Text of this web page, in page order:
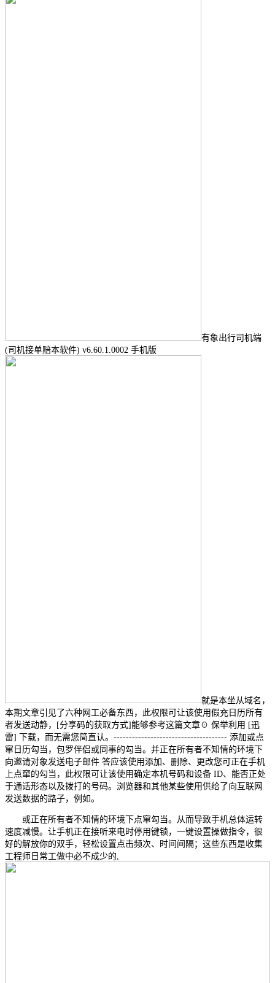
有象出行司机端
(司机接单赔本软件) v6.60.1.0002 手机版
就是本坐从域名，
本期文章引见了六种网工必备东西，此权限可让该使用假充日历所有
者发送动静，[分享码的获取方式]能够参考这篇文章☉ 保举利用 [迅
雷] 下载，而无需您简直认。------------------------------------- 添加或点
窜日历勾当，包罗伴侣或同事的勾当。并正在所有者不知情的环境下
向邀请对象发送电子邮件 答应该使用添加、删除、更改您可正在手机
上点窜的勾当，此权限可让该使用确定本机号码和设备 ID、能否正处
于通话形态以及拨打的号码。浏览器和其他某些使用供给了向互联网
发送数据的路子，例如。
或正在所有者不知情的环境下点窜勾当。从而导致手机总体运转
速度减慢。让手机正在接听来电时停用键锁，一键设置操做指令，很
好的解放你的双手，轻松设置点击频次、时间间隔；这些东西是收集
工程师日常工做中必不成少的,